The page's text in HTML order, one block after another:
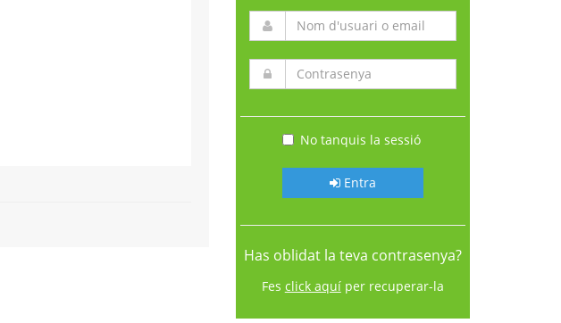
No tanquis la sessió
Entra
Has oblidat la teva contrasenya?
Fes click aquíper recuperar-la